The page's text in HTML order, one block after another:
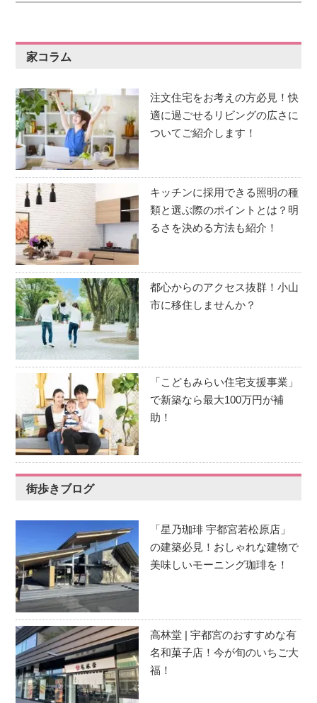
家コラム
注文住宅をお考えの方必見！快
適に過ごせるリビングの広さに
ついてご紹介します！
キッチンに採用できる照明の種
類と選ぶ際のポイントとは？明
るさを決める方法も紹介！
都心からのアクセス抜群！小山
市に移住しませんか？
「こどもみらい住宅支援事業」
で新築なら最大100万円が補
助！
街歩きブログ
「星乃珈琲 宇都宮若松原店」
の建築必見！おしゃれな建物で
美味しいモーニング珈琲を！
高林堂 | 宇都宮のおすすめな有
名和菓子店！今が旬のいちご大
福！